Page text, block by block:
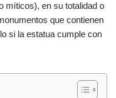
míticos), en su totalidad o
que contienen
si la estatua cumple con